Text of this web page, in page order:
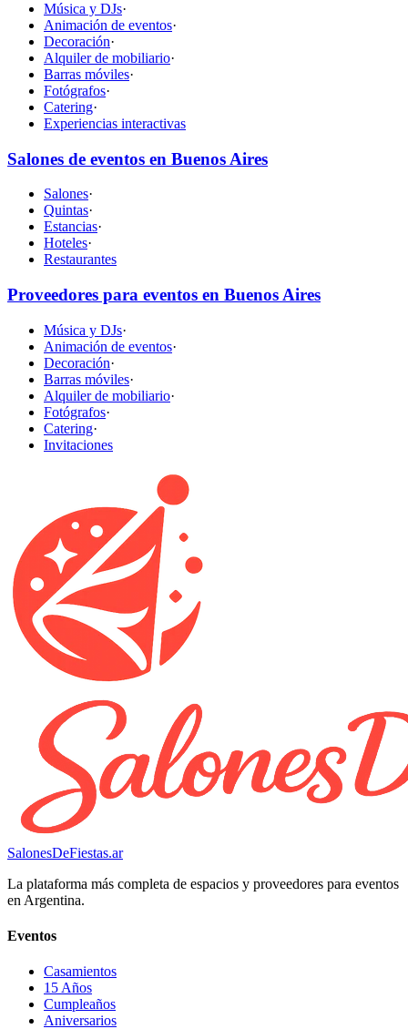
Música y DJs·
Animación de eventos·
Decoración·
Alquiler de mobiliario·
Barras móviles·
Fotógrafos·
Catering·
Experiencias interactivas
Salones de eventos en Buenos Aires
Salones·
Quintas·
Estancias·
Hoteles·
Restaurantes
Proveedores para eventos en Buenos Aires
Música y DJs·
Animación de eventos·
Decoración·
Barras móviles·
Alquiler de mobiliario·
Fotógrafos·
Catering·
Invitaciones
SalonesDeFiestas.ar
La plataforma más completa de espacios y proveedores para eventos
en Argentina.
Eventos
Casamientos
15 Años
Cumpleaños
Aniversarios